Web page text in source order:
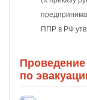
ППР в РФ
Проведение
по